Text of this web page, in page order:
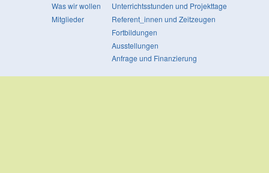
Was wir wollen
Unterrichtsstunden und Projekttage
Mitglieder
Referent_innen und Zeitzeugen
Fortbildungen
Ausstellungen
Anfrage und Finanzierung